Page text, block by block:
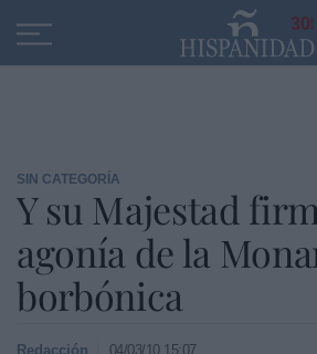
30
SIN CATEGORÍA
Y su Majestad
agonía de la
borbónica
Redacción 04/03/10 15:07